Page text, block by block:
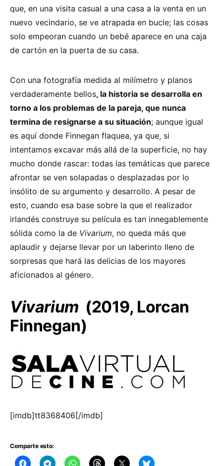
que, en una visita casual a una casa a la venta en un
nuevo vecindario, se ve atrapada en bucle; las cosas
solo empeoran cuando un bebé aparece en una caja
de cartón en la puerta de su casa.
Con una fotografía medida al milímetro y planos
verdaderamente bellos, la historia se desarrolla en
torno a los problemas de la pareja, que nunca
termina de resignarse a su situación; aunque igual
es aquí donde Finnegan flaquea, ya que, si
intentamos excavar más allá de la superficie, no hay
mucho donde rascar: todas las temáticas que parece
afrontar se ven solapadas o desplazadas por lo
insólito de su argumento y desarrollo. A pesar de
esto, cuando esa base sobre la que el realizador
irlandés construye su película es tan innegablemente
sólida como la de Vivarium, no queda más que
aplaudir y dejarse llevar por un laberinto lleno de
sorpresas que hará las delicias de los mayores
aficionados al género.
Vivarium (2019, Lorcan
Finnegan)
[imdb]tt8368406[/imdb]
Comparte esto: